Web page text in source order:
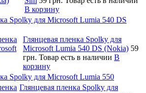
В корзину
Spolky для Microsoft Lumia 540 DS
Глянцевая пленка Spolky для
Microsoft Lumia 540 DS (Nokia) 59
грн. Товар есть в наличии В
корзину
Spolky для Microsoft Lumia 550
Глянцевая пленка Spolky для